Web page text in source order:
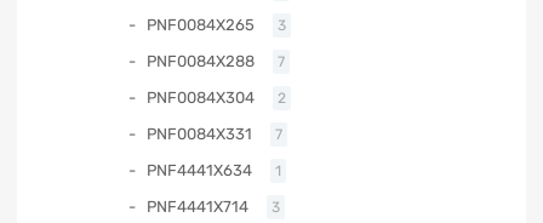
PNF0084X265 3
PNF0084X288 7
PNF0084X304 2
PNF0084X331 7
PNF4441X634 1
PNF4441X714 3